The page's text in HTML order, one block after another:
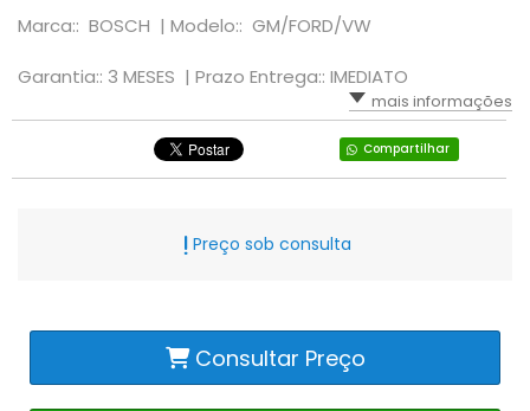
Marca:: BOSCH | Modelo:: GM/FORD/VW
Garantia:: 3 MESES | Prazo Entrega:: IMEDIATO
mais informações
Compartilhar
Preço sob consulta
Consultar Preço